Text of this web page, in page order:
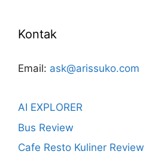
Kontak
Email: ask@arissuko.com
AI EXPLORER
Bus Review
Cafe Resto Kuliner Review